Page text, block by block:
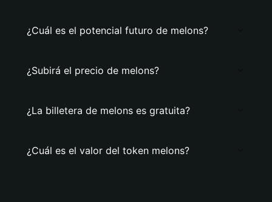
¿Cuál es el potencial futuro de melons?
¿Subirá el precio de melons?
¿La billetera de melons es gratuita?
¿Cuál es el valor del token melons?